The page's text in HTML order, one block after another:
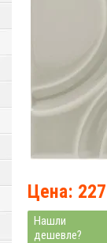
Цена:
Нашли
дешевле?